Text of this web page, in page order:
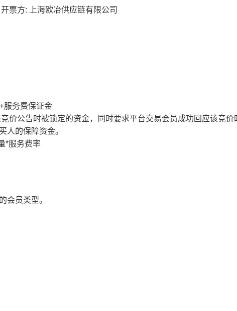
开票方: 上海欧冶供应链有限公司
服务费保证金
价公告时被锁定的资金，同时要求平台交易会员成功回应该竞价
人的保障资金。
*服务费率
会员类型。